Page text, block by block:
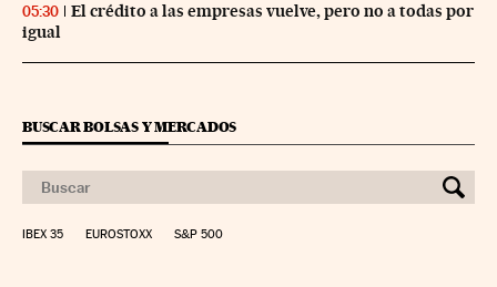
05:30
El crédito a las empresas vuelve, pero no a todas por
igual
BUSCAR BOLSAS Y MERCADOS
IBEX 35 EUROSTOXX S&P 500